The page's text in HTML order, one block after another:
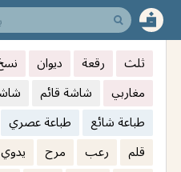
ثلث رقعة ديوان
مغاربي
شاشة قائم
طباعة شائع
طباعة عصري
قلم
رعب مرح يدوي